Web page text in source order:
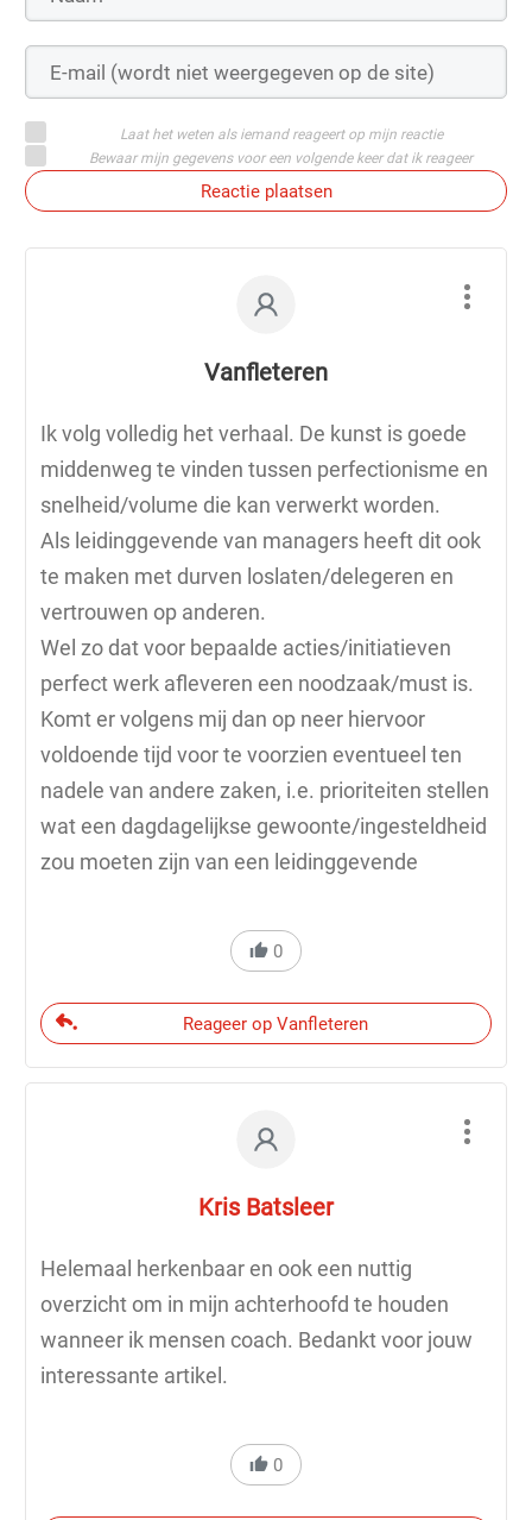
Laat het weten als iemand reageert op mijn reactie
Bewaar mijn gegevens voor een volgende keer dat ik reageer
Reactie plaatsen
Vanfleteren
Ik volg volledig het verhaal. De kunst is goede
middenweg te vinden tussen perfectionisme en
snelheid/volume die kan verwerkt worden.
Als leidinggevende van managers heeft dit ook
te maken met durven loslaten/delegeren en
vertrouwen op anderen.
Wel zo dat voor bepaalde acties/initiatieven
perfect werk afleveren een noodzaak/must is.
Komt er volgens mij dan op neer hiervoor
voldoende tijd voor te voorzien eventueel ten
nadele van andere zaken, i.e. prioriteiten stellen
wat een dagdagelijkse gewoonte/ingesteldheid
zou moeten zijn van een leidinggevende
0
Reageer op Vanfleteren
Kris Batsleer
Helemaal herkenbaar en ook een nuttig
overzicht om in mijn achterhoofd te houden
wanneer ik mensen coach. Bedankt voor jouw
interessante artikel.
0